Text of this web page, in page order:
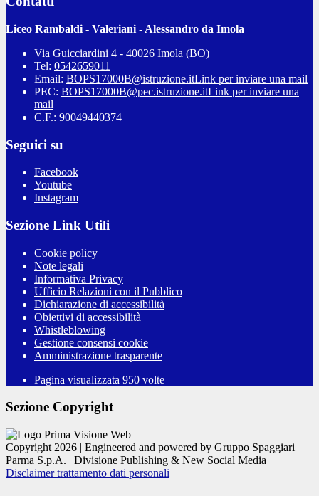
Liceo Rambaldi - Valeriani - Alessandro da Imola
Via Guicciardini 4 - 40026 Imola (BO)
Tel: 0542659011
Email: BOPS17000B@istruzione.itLink per inviare una mail
PEC: BOPS17000B@pec.istruzione.itLink per inviare una
mail
C.F.: 90049440374
Seguici su
Facebook
Youtube
Instagram
Sezione Link Utili
Cookie policy
Note legali
Informativa Privacy
Ufficio Relazioni con il Pubblico
Dichiarazione di accessibilità
Obiettivi di accessibilità
Whistleblowing
Gestione consensi cookie
Amministrazione trasparente
Pagina visualizzata 950 volte
Sezione Copyright
Copyright 2026 | Engineered and powered by Gruppo Spaggiari
Parma S.p.A. | Divisione Publishing & New Social Media
Disclaimer trattamento dati personali